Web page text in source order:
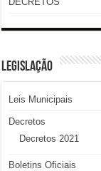
LEGISLAÇÃO
Leis Municipais
Decretos
Decretos 2021
Boletins Oficiais